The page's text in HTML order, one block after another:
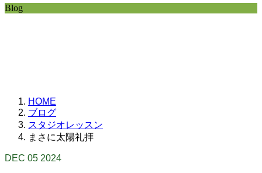
Blog
HOME
ブログ
スタジオレッスン
まさに太陽礼拝
DEC 05 2024